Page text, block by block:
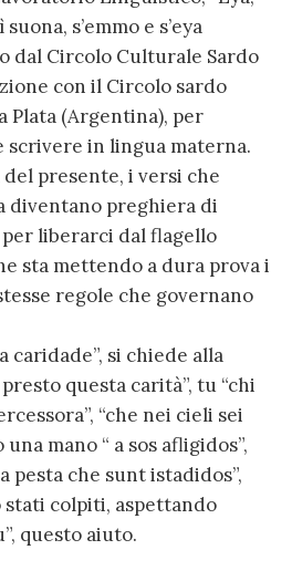
s’emmo e s’eya
dal Circolo Culturale Sardo
con il Circolo sardo
Plata (Argentina), per
scrivere in lingua materna.
presente, i versi che
diventano preghiera di
liberarci dal flagello
sta mettendo a dura prova i
regole che governano
caridade”, si chiede alla
questa carità”, tu “chi
“che nei cieli sei
mano “ a sos afligidos”,
pesta che sunt istadidos”,
stati colpiti, aspettando
questo aiuto.